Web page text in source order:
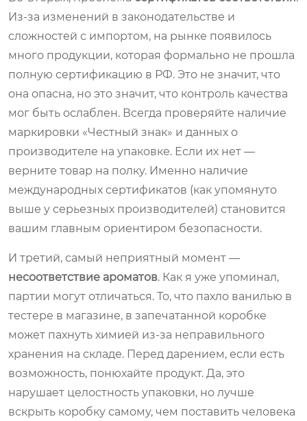
Из-за изменений в законодательстве и
сложностей с импортом, на рынке появилось
много продукции, которая формально не прошла
полную сертификацию в РФ. Это не значит, что
она опасна, но это значит, что контроль качества
мог быть ослаблен. Всегда проверяйте наличие
маркировки «Честный знак» и данных о
производителе на упаковке. Если их нет —
верните товар на полку. Именно наличие
международных сертификатов (как упомянуто
выше у серьезных производителей) становится
вашим главным ориентиром безопасности.
И третий, самый неприятный момент —
несоответствие ароматов. Как я уже упоминал,
партии могут отличаться. То, что пахло ванилью в
тестере в магазине, в запечатанной коробке
может пахнуть химией из-за неправильного
хранения на складе. Перед дарением, если есть
возможность, понюхайте продукт. Да, это
нарушает целостность упаковки, но лучше
вскрыть коробку самому, чем поставить человека